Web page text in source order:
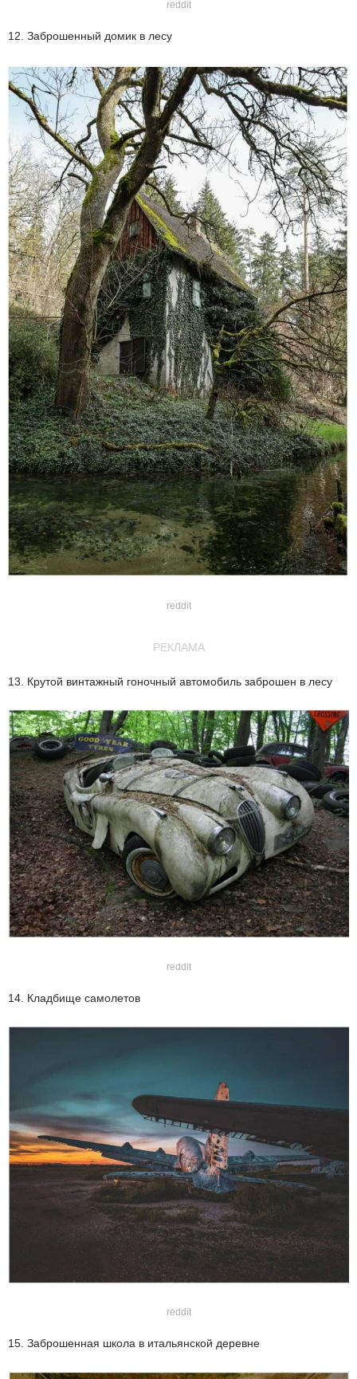
reddit
12. Заброшенный домик в лесу
reddit
РЕКЛАМА
13. Крутой винтажный гоночный автомобиль заброшен в лесу
reddit
14. Кладбище самолетов
reddit
15. Заброшенная школа в итальянской деревне